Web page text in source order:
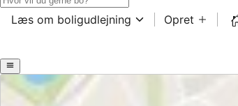
Læs om boligudlejning Opret